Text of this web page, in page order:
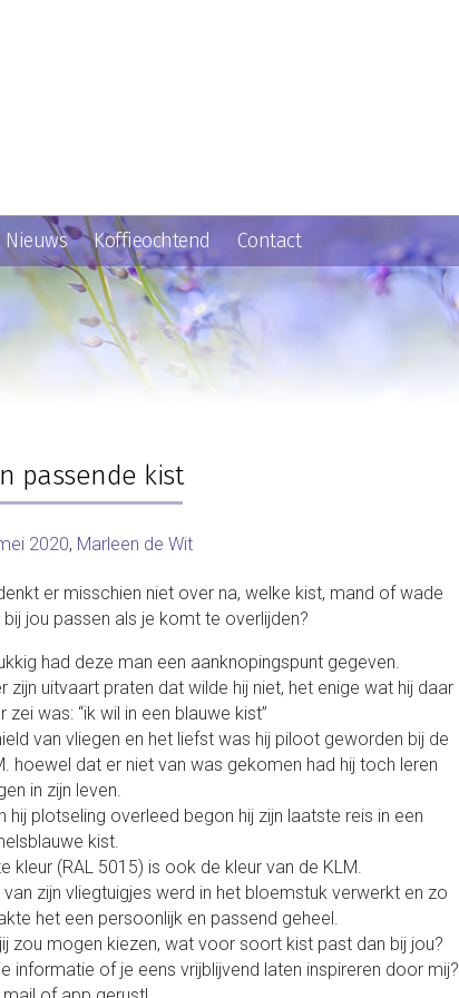
Nieuws Koffieochtend Contact
passende kist
2020, Marleen de Wit
er misschien niet over na, welke kist, mand of wade
bij jou passen als je komt te overlijden?
had deze man een aanknopingspunt gegeven.
zijn uitvaart praten dat wilde hij niet, het enige wat hij daar
zei was: “ik wil in een blauwe kist”
van vliegen en het liefst was hij piloot geworden bij de
hoewel dat er niet van was gekomen had hij toch leren
in zijn leven.
hij plotseling overleed begon hij zijn laatste reis in een
kist.
kleur (RAL 5015) is ook de kleur van de KLM.
van zijn vliegtuigjes werd in het bloemstuk verwerkt en zo
het een persoonlijk en passend geheel.
zou mogen kiezen, wat voor soort kist past dan bij jou?
informatie of je eens vrijblijvend laten inspireren door mij?